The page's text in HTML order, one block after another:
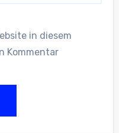
in diesem
Kommentar